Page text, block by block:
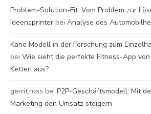
Problem-Solution-Fit: Vom Problem zur
Ideensprinter bei Analyse des
Kano Modell in der Forschung zum
bei Wie sieht die perfekte Fitness-App
Ketten aus?
gerrit.ross bei P2P-Geschäftsmodell: Mit
Marketing den Umsatz steigern